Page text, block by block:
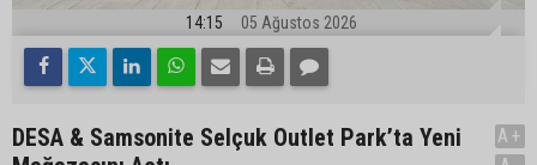
14:15 05 Ağustos 2026
DESA & Samsonite Selçuk Outlet Park’ta Yeni
A+